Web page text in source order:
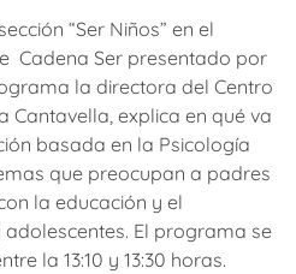
“Ser Niños” en el
Cadena Ser presentado por
la directora del Centro
Cantavella, explica en qué va
basada en la Psicología
que preocupan a padres
la educación y el
El programa se
la 13:10 y 13:30 horas.